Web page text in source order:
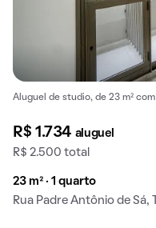
Aluguel de studio, de 23 m²
R$ 1.734 aluguel
R$ 2.500 total
23 m² · 1 quarto
Rua Padre Antônio de Sá,